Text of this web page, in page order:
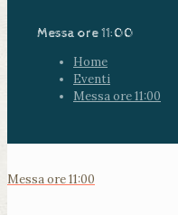
Messa ore 11:00
Home
Eventi
Messa ore 11:00
Messa ore 11:00